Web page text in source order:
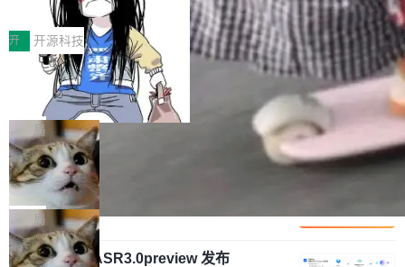
得住、用得稳、省得下、更安全！ 一、从现在开
始，Token使用一目...
q2Seq 和 DocAI 的共同发明人）以及 Oriol Vin
yals（Gemini 联合负责人，AlphaSta...
中文驱动的数字员工，自主理解需求、规划步
骤、编写代码。不挑模型、不挑平台，curl 一行
装完即用。 开源地址：Gitee · GitCode · GitHu
b 安装 支持 Java 8+（8~26）、macOS / Linu
x / Windows / Harmony PC。 # macOS / Linu
x / Harmony PC curl -fsSL https://solon.noea
r.org/solon...
价值潜能：华为云码道（CodeArts）
代码仓技术解析
一、代码仓深度理解技术的作用与价值 在软件工
程实践中，代码仓是企业核心知识资产的主要载
体。企业级代码仓库通常包含数十万乃至数百万
个文件，其规模远超单次模型调用可承载的上下
文窗口。随着项目规模的持续扩张与代码历史的
不断累积，代码仓中的模块关系、接口契约、业
务逻辑等关键信息往往分散于数十乃至数百个文
件之中，形成高度复杂的知识关联网络。传统的
代码检索手段（如关键词匹配、目录遍历）仅能
在语法层面完成文本定位，难以触及代码的语义
内涵与结构关联，导致开发者使用代码智能体在
理解大规模代码仓时面临显著"代码仓理解"瓶
开 开源科技
一条“删库”命令跑 17 小时，算法工程
师删光 89TB 数据只为干私活
最高人民检察院8月4日公布了一起案件：北京一
名90后算法工程师王某，为了给自己接的私活腾
服务器空间，删光了公司AI游戏部门的全部核心
数据。 王某2024年1月入职东城区某科技公司AI
短剧部门，有互联网大厂背景。在公司内部架构
调整期间，部门三次通知全员将数据从A集群迁
移到B集群，王某都回复了"收到"。 他没有迁移
数据。2024年9月3日下午4点，他使用此前登录
局
Cloudflare 分享推理优化实践：KV ca
che 量化 + 权重压缩，吞吐量提升 4
1%，成本降 30%
Kimi 和 GLM 是当前最强的大模型系列之一，但
它们有一个共同的问题：太吃显存了。月之暗面
的 Kimi K 系列和智谱的 GLM 都是长上下文、M
oE 架构的大模型，好用到让人上瘾，但 GPU 显
局
腾讯混元 Hy ASR3.0preview 发布